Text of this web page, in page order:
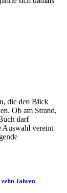
die den Blick
Ob am Strand,
darf
Auswahl vereint
Jahren